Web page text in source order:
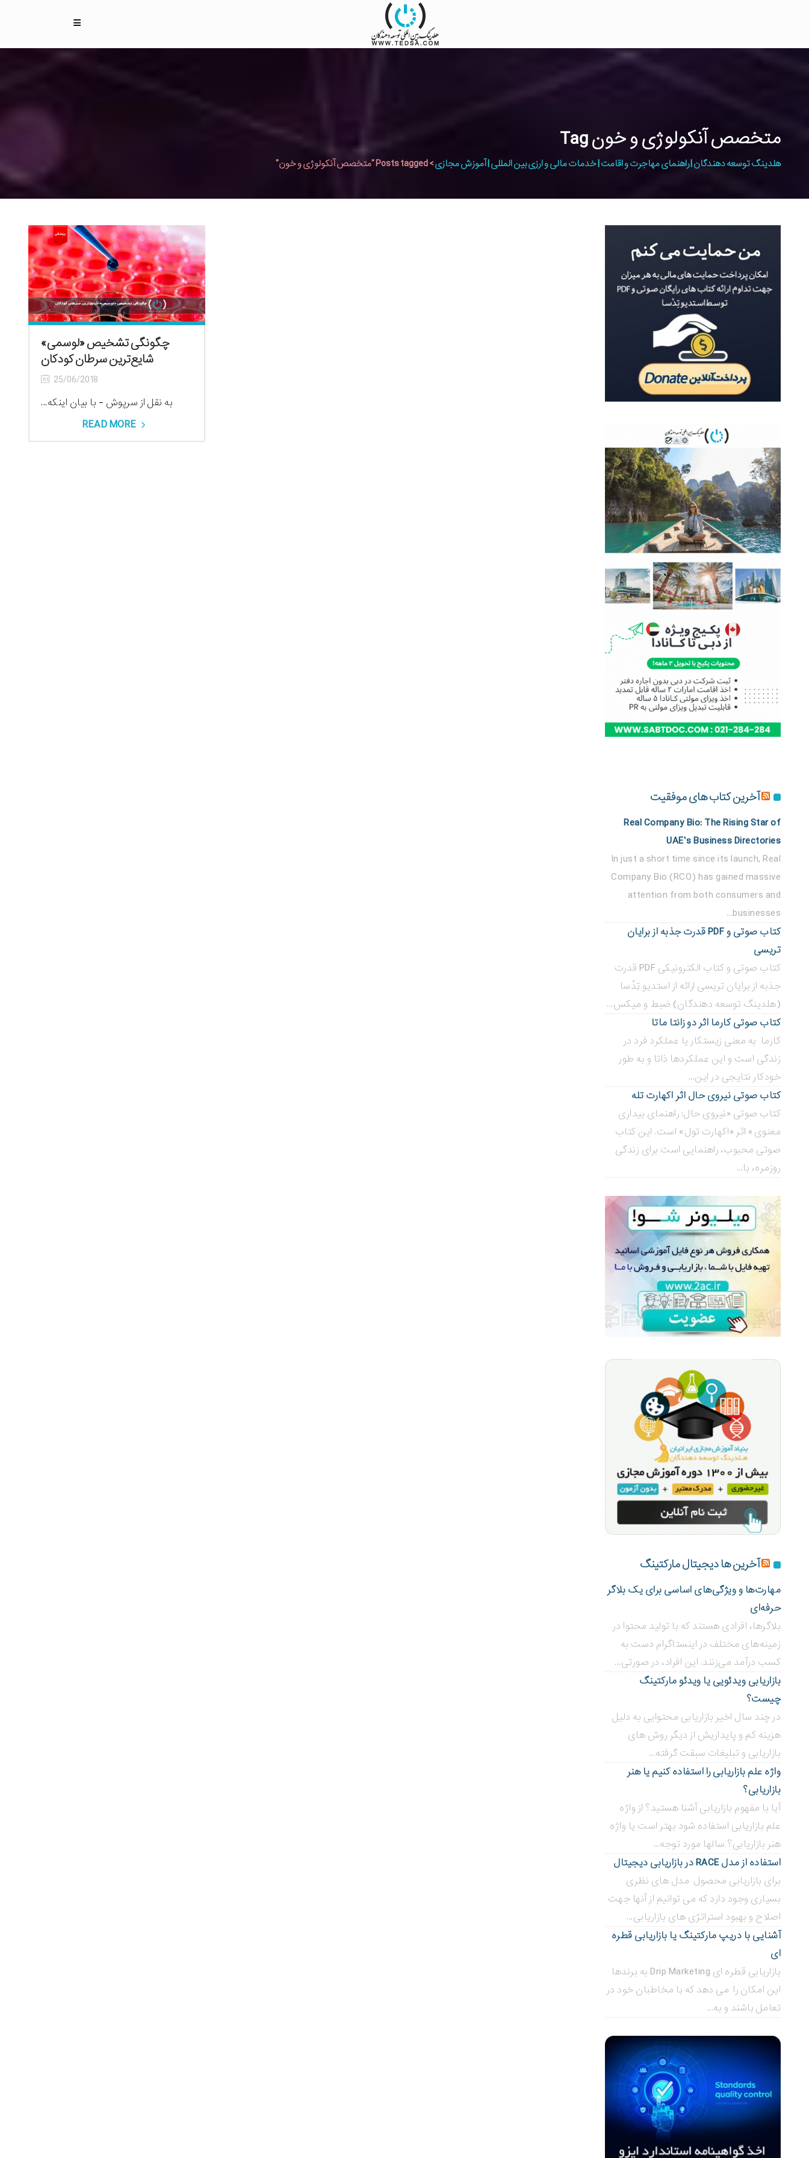
متخصص آنکولوژی و خون Tag
هلدینگ توسعه دهندگان | راهنمای مهاجرت و اقامت | خدمات مالی و ارزی بین المللی | آموزش مجازی>Posts tagged "متخصص آنکولوژی و خون"
چگونگی تشخیص «لوسمی»
شایع‌ترین سرطان کودکان
25/06/2018
به نقل از سرپوش - با بیان اینکه...
READ MORE
آخرین کتاب های موفقیت
Real Company Bio: The Rising Star of
UAE’s Business Directories
In just a short time since its launch, Real
Company Bio (RCO) has gained massive
attention from both consumers and
businesses...
کتاب صوتی و PDF قدرت جذبه از برایان
تریسی
کتاب صوتی و کتاب الکترونیکی PDF قدرت
جذبه از برایان تریسی ارائه از استدیو تِدْسا
(هلدینگ توسعه دهندگان) ضبط و میکس...
کتاب صوتی کارما اثر دو زانتا ماتا
کارما به معنی زیستکار یا عملکرد فرد در
زندگی است و این عملکردها ذاتا و به طور
خودکار نتایجی در این...
کتاب صوتی نیروی حال اثر اکهارت تله
کتاب صوتی «نیروی حال: راهنمای بیداری
معنوی» اثر «اکهارت تول» است. این کتاب
صوتی محبوب، راهنمایی است برای زندگی
روزمره، با...
آخرین ها دیجیتال مارکتینگ
مهارت‌ها و ویژگی‌های اساسی برای یک بلاگر
حرفه‌ای
بلاگر‌ها، افرادی هستند که با تولید محتوا در
زمینه‌های مختلف در اینستاگرام دست به
کسب درآمد می‌زنند. این افراد، در صورتی...
بازاریابی ویدئویی ‌یا ویدئو مارکتینگ
چیست؟
در چند سال اخیر بازاریابی محتوایی به دلیل
هزینه کم و پایداریش از دیگر روش های
بازاریابی و تبلیغات سبقت گرفته...
واژه علم بازاریابی را استفاده کنیم یا هنر
بازاریابی؟
آیا با مفهوم بازاریابی آشنا هستید؟ از واژه
علم بازاریابی استفاده شود بهتر است یا واژه
هنر بازاریابی؟ سالها مورد توجه...
استفاده از مدل RACE در بازاریابی دیجیتال
برای بازاریابی محصول مدل های نظری
بسیاری وجود دارد که می توانیم از آنها جهت
اصلاح و بهبود استراتژی های بازاریابی...
آشنایی با دریپ مارکتینگ یا بازاریابی قطره
ای
بازاریابی قطره ای Drip Marketing به برندها
این امکان را می دهد که با مخاطبان خود در
تعامل باشند و به...